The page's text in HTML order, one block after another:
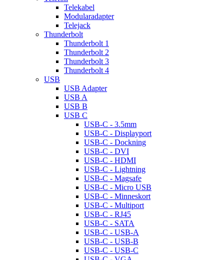
Telekabel
Modularadapter
Telejack
Thunderbolt
Thunderbolt 1
Thunderbolt 2
Thunderbolt 3
Thunderbolt 4
USB
USB Adapter
USB A
USB B
USB C
USB-C - 3.5mm
USB-C - Displayport
USB-C - Dockning
USB-C - DVI
USB-C - HDMI
USB-C - Lightning
USB-C - Magsafe
USB-C - Micro USB
USB-C - Minneskort
USB-C - Multiport
USB-C - RJ45
USB-C - SATA
USB-C - USB-A
USB-C - USB-B
USB-C - USB-C